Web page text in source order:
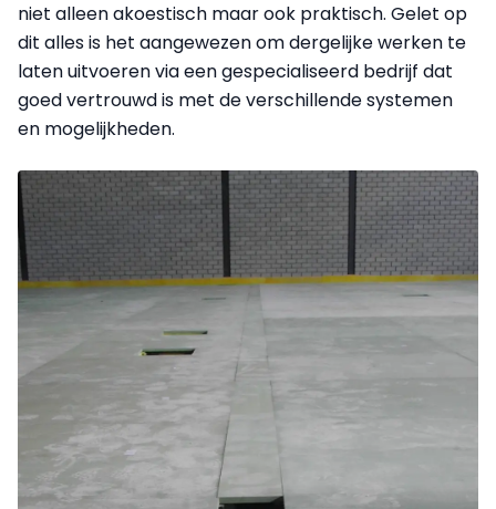
niet alleen akoestisch maar ook praktisch. Gelet op
dit alles is het aan­gewezen om dergelijke werken te
laten uitvoeren via een gespecialiseerd bedrijf dat
goed vertrouwd is met de verschillende systemen
en mogelijkheden.